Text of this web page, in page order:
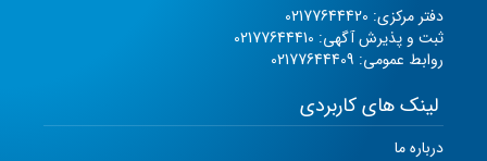
دفتر مرکزی: 02177644420
ثبت و پذیرش آگهی: 02177644410
روابط عمومی: 02177644409
لینک های کاربردی
درباره ما